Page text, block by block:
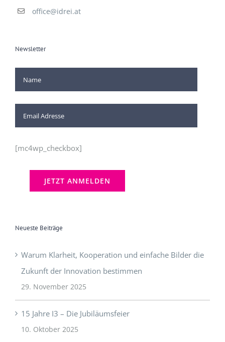
office@idrei.at
Newsletter
[mc4wp_checkbox]
Neueste Beiträge
Warum Klarheit, Kooperation und einfache Bilder die
Zukunft der Innovation bestimmen
29. November 2025
15 Jahre I3 – Die Jubiläumsfeier
10. Oktober 2025